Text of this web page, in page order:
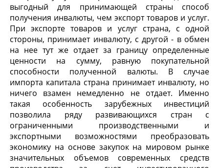
выгодный для принимающей страны способ
получения инвалюты, чем экс­порт товаров и услуг.
При экспорте товаров и услуг страна, с од­ной
стороны, принимает инвалюту, с другой - в обмен
на нее тут же отдает за границу определенные
ценности на сумму, равную покупательной
способности полученной валюты. В случае
импорта капитала страна принимает инвалюту, но
ничего взамен немедленно не отдает. Именно
такая особенность зарубежных ин­вестиций
позволила ряду развивающихся стран с
ограниченными производст­венными и
экспортными возможностями преобразовать
экономику на основе за­купок на мировом рынке
значительных объемов современных средств